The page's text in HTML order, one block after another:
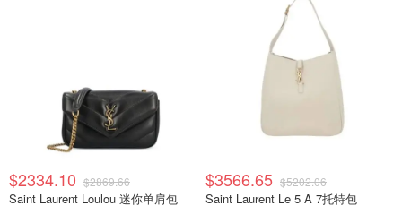
$2334.10 $2869.66
Saint Laurent Loulou 迷你单肩包
$3566.65 $5202.06
Saint Laurent Le 5 A 7托特包